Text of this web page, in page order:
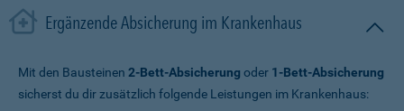
Ergänzende Absicherung im Krankenhaus
Mit den Bausteinen 2-Bett-Absicherung oder 1-Bett-Absicherung
sicherst du dir zusätzlich folgende Leistungen im Krankenhaus: